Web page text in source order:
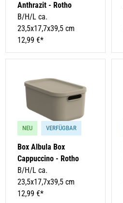
Anthrazit - Rotho
B/H/L ca.
23,5x17,7x39,5 cm
12,99 €*
NEU VERFÜGBAR
Box Albula Box
Cappuccino - Rotho
B/H/L ca.
23,5x17,7x39,5 cm
12,99 €*